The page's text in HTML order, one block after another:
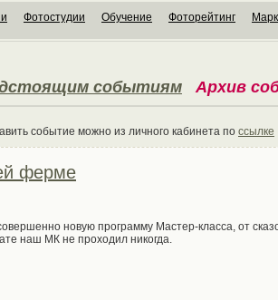
Фотостудии Обучение Фоторейтинг
событие можно из личного кабинета по ссылке
событиям Архив
ферме
новую программу Мастер-класса, от
наш МК не проходил никогда.